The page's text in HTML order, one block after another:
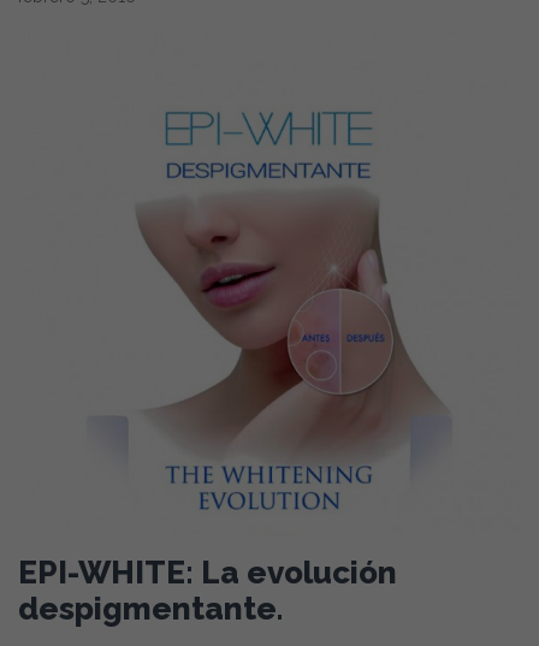
EPI-WHITE: La evolución
despigmentante.